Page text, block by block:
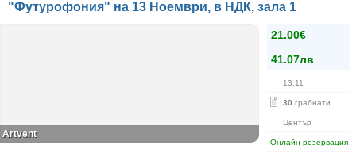
"Футурофония" на 13 Ноември, в НДК, зала 1
21.00€
41.07лв
13.11
30 грабнати
Център
Онлайн резервация
Artvent